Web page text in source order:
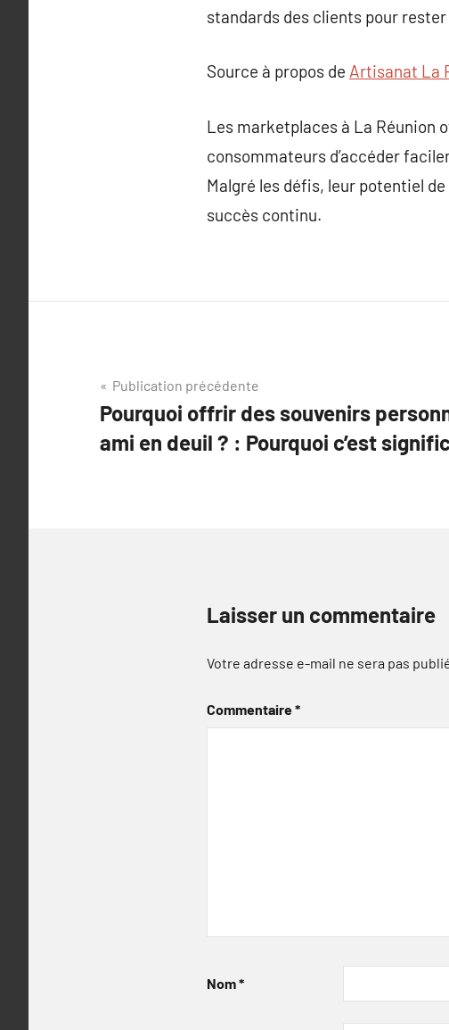
standards des clients pour
Source à propos de Artisanat La
Les marketplaces à La Réunion
consommateurs d’accéder
Malgré les défis, leur potentiel
succès continu.
Navigation
de
l’article
Publication précédente
Pourquoi offrir des souvenirs
ami en deuil ? : Pourquoi c’est
Laisser un commentaire
Votre adresse e-mail ne sera pas
Commentaire*
Nom*